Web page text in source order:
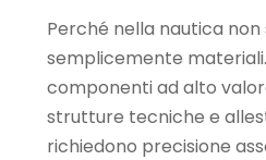
Perché nella nautica
semplicemente
componenti ad alto
strutture tecniche e
richiedono precisione